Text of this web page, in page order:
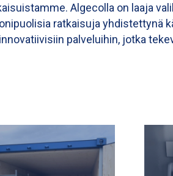
Algecolla on laaja
ratkaisuja yhdistettynä
palveluihin, jotka